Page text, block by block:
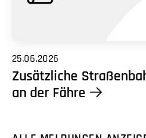
25.06.2026
Zusätzliche
an der Fähre